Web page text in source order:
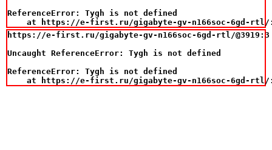
ReferenceError: Tygh is not defined
at https://e-first.ru/gigabyte-gv-n166soc-6gd-rtl/
https://e-first.ru/gigabyte-gv-n166soc-6gd-rtl/@3919:3
Uncaught ReferenceError: Tygh is not defined
ReferenceError: Tygh is not defined
at https://e-first.ru/gigabyte-gv-n166soc-6gd-rtl/